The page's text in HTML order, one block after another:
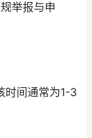
举报与申
时间通常为1-3